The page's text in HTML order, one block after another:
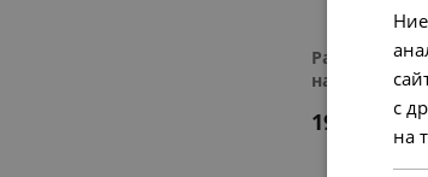
Pandora
на вълната
193.
с
на